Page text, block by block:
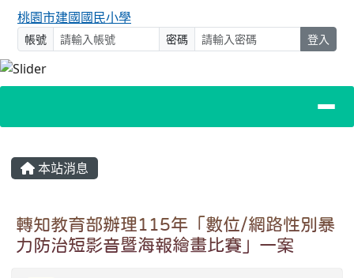
桃園市建國國民小學
帳號 密碼 登入
主內容區域
本站消息
轉知教育部辦理115年「數位/網路性別暴
力防治短影音暨海報繪畫比賽」一案